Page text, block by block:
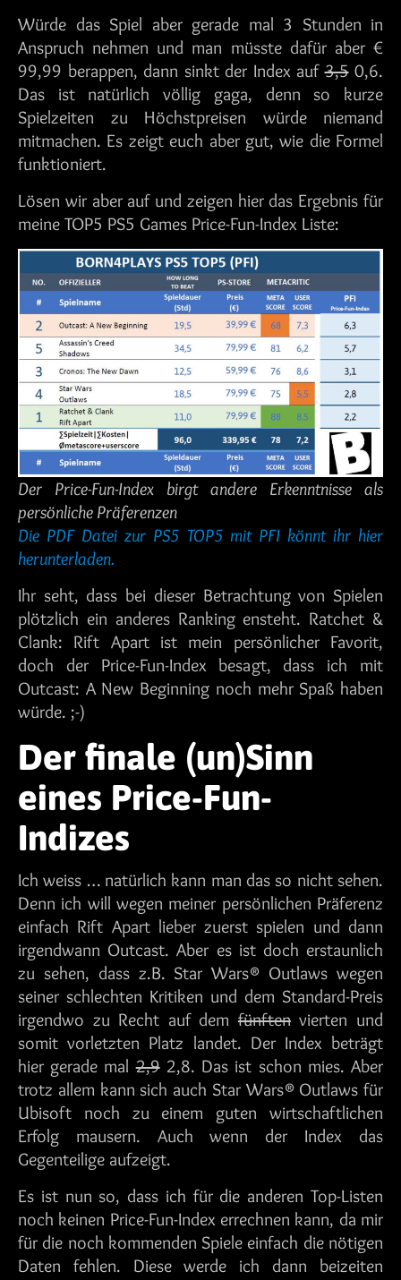
Würde das Spiel aber gerade mal 3 Stunden in
Anspruch nehmen und man müsste dafür aber €
99,99 berappen, dann sinkt der Index auf3,50,6.
Das ist natürlich völlig gaga, denn so kurze
Spielzeiten zu Höchstpreisen würde niemand
mitmachen. Es zeigt euch aber gut, wie die Formel
funktioniert.
Lösen wir aber auf und zeigen hier das Ergebnis für
meine TOP5 PS5 Games Price-Fun-Index Liste:
Der Price-Fun-Index birgt andere Erkenntnisse als
persönliche Präferenzen
Die PDF Datei zur PS5 TOP5 mit PFI könnt ihr hier
herunterladen.
Ihr seht, dass bei dieser Betrachtung von Spielen
plötzlich ein anderes Ranking ensteht. Ratchet &
Clank: Rift Apart ist mein persönlicher Favorit,
doch der Price-Fun-Index besagt, dass ich mit
Outcast: A New Beginning noch mehr Spaß haben
würde. ;-)
Der finale (un)Sinn
eines Price-Fun-
Indizes
Ich weiss … natürlich kann man das so nicht sehen.
Denn ich will wegen meiner persönlichen Präferenz
einfach Rift Apart lieber zuerst spielen und dann
irgendwann Outcast. Aber es ist doch erstaunlich
zu sehen, dass z.B. Star Wars® Outlaws wegen
seiner schlechten Kritiken und dem Standard-Preis
irgendwo zu Recht auf demfünftenvierten und
somit vorletzten Platz landet. Der Index beträgt
hier gerade mal2,92,8. Das ist schon mies. Aber
trotz allem kann sich auch Star Wars® Outlaws für
Ubisoft noch zu einem guten wirtschaftlichen
Erfolg mausern. Auch wenn der Index das
Gegenteilige aufzeigt.
Es ist nun so, dass ich für die anderen Top-Listen
noch keinen Price-Fun-Index errechnen kann, da mir
für die noch kommenden Spiele einfach die nötigen
Daten fehlen. Diese werde ich dann beizeiten